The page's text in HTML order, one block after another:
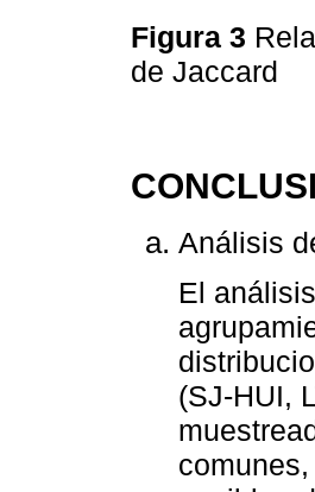
Figura 3
de Jaccard
Análisis
El
(SJ-HUI,